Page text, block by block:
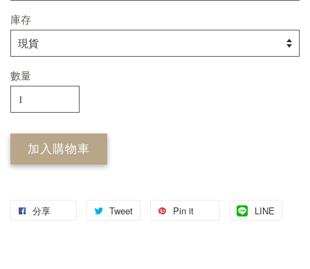
庫存
數量
加入購物車
分享 Tweet Pin it LINE